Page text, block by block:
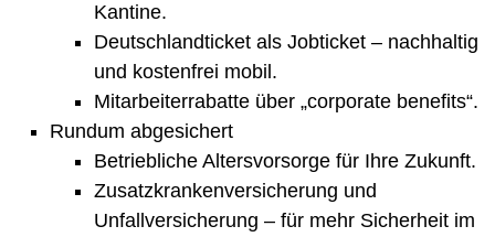
Kantine.
Deutschlandticket als Jobticket – nachhaltig
und kostenfrei mobil.
Mitarbeiterrabatte über „corporate benefits“.
Rundum abgesichert
Betriebliche Altersvorsorge für Ihre Zukunft.
Zusatzkrankenversicherung und
Unfallversicherung – für mehr Sicherheit im